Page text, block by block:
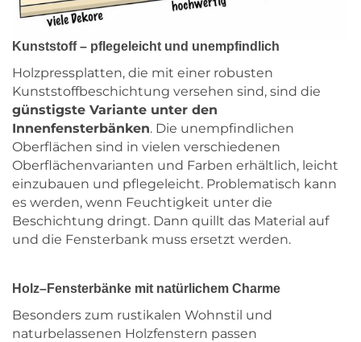
Kunststoff – pflegeleicht und unempfindlich
Holzpressplatten, die mit einer robusten
Kunststoffbeschichtung versehen sind, sind die
günstigste Variante unter den
Innenfensterbänken. Die unempfindlichen
Oberflächen sind in vielen verschiedenen
Oberflächenvarianten und Farben erhältlich, leicht
einzubauen und pflegeleicht. Problematisch kann
es werden, wenn Feuchtigkeit unter die
Beschichtung dringt. Dann quillt das Material auf
und die Fensterbank muss ersetzt werden.
Holz–Fensterbänke mit natürlichem Charme
Besonders zum rustikalen Wohnstil und
naturbelassenen Holzfenstern passen